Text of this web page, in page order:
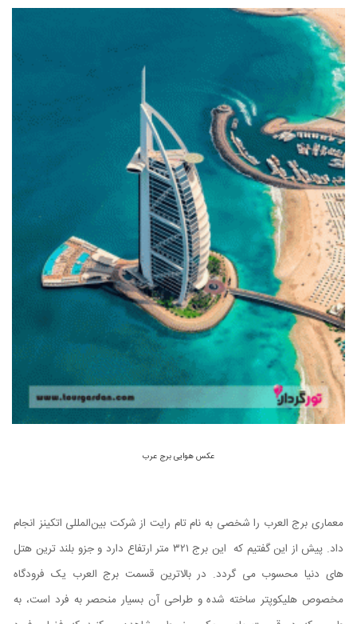
عکس هوایی برج عرب
معماری برج العرب را شخصی به نام تام رایت از شرکت بین‌المللی اتکینز انجام
داد. پیش از این گفتیم که این برج ۳۲۱ متر ارتفاع دارد و جزو بلند ترین هتل
های دنیا محسوب می گردد. در بالاترین قسمت برج العرب یک فرودگاه
مخصوص هلیکوپتر ساخته شده و طراحی آن بسیار منحصر به فرد است، به